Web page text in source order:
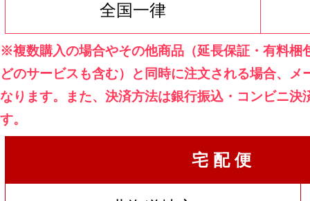
全国一律
※複数購入の場合やその他商品（延長保証・有料梱
どのサービスも含む）と同時に注文される場合、メ
なります。また、決済方法は銀行振込・コンビニ決
す。
宅 配 便